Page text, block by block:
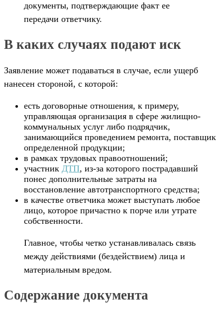
документы, подтверждающие факт ее
передачи ответчику.
В каких случаях подают иск
Заявление может подаваться в случае, если ущерб
нанесен стороной, с которой:
есть договорные отношения, к примеру,
управляющая организация в сфере жилищно-
коммунальных услуг либо подрядчик,
занимающийся проведением ремонта, поставщик
определенной продукции;
в рамках трудовых правоотношений;
участник ДТП, из-за которого пострадавший
понес дополнительные затраты на
восстановление автотранспортного средства;
в качестве ответчика может выступать любое
лицо, которое причастно к порче или утрате
собственности.
Главное, чтобы четко устанавливалась связь
между действиями (бездействием) лица и
материальным вредом.
Содержание документа